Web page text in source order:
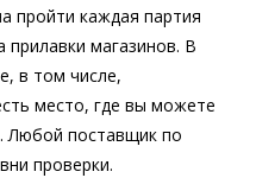
пройти каждая партия
магазинов. В
в том числе,
место, где вы можете
Любой поставщик по
проверки.